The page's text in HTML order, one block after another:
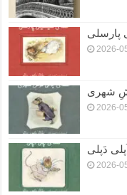
پارسلی
2026-
شهری
2026-
دَپلی
2026-